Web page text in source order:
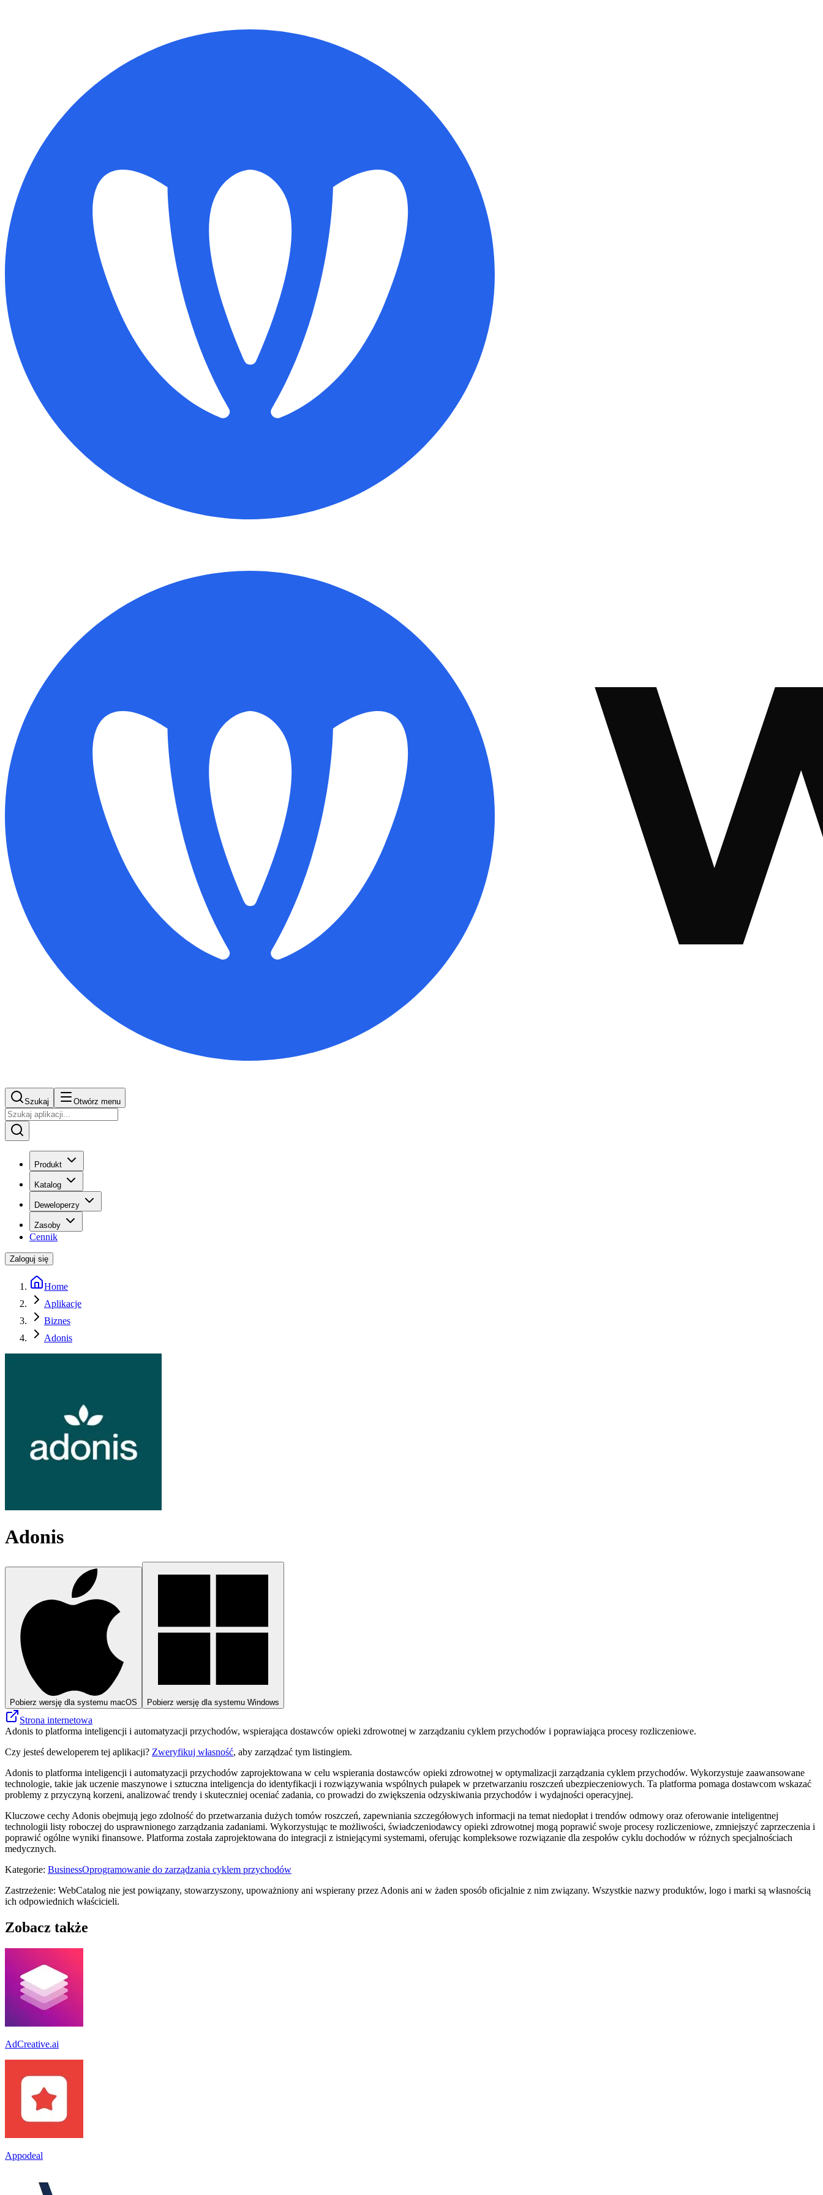
Szukaj Otwórz menu
Produkt
Katalog
Deweloperzy
Zasoby
Cennik
Zaloguj się
Home
Aplikacje
Biznes
Adonis
Adonis
Pobierz wersję dla systemu macOS Pobierz wersję dla systemu Windows
Strona internetowa
Adonis to platforma inteligencji i automatyzacji przychodów, wspierająca dostawców opieki zdrowotnej w zarządzaniu cyklem przychodów i poprawiająca procesy rozliczeniowe.
Czy jesteś deweloperem tej aplikacji? Zweryfikuj własność, aby zarządzać tym listingiem.
Adonis to platforma inteligencji i automatyzacji przychodów zaprojektowana w celu wspierania dostawców opieki zdrowotnej w optymalizacji zarządzania cyklem przychodów. Wykorzystuje zaawansowane
technologie, takie jak uczenie maszynowe i sztuczna inteligencja do identyfikacji i rozwiązywania wspólnych pułapek w przetwarzaniu roszczeń ubezpieczeniowych. Ta platforma pomaga dostawcom wskazać
problemy z przyczyną korzeni, analizować trendy i skuteczniej oceniać zadania, co prowadzi do zwiększenia odzyskiwania przychodów i wydajności operacyjnej.
Kluczowe cechy Adonis obejmują jego zdolność do przetwarzania dużych tomów roszczeń, zapewniania szczegółowych informacji na temat niedopłat i trendów odmowy oraz oferowanie inteligentnej
technologii listy roboczej do usprawnionego zarządzania zadaniami. Wykorzystując te możliwości, świadczeniodawcy opieki zdrowotnej mogą poprawić swoje procesy rozliczeniowe, zmniejszyć zaprzeczenia i
poprawić ogólne wyniki finansowe. Platforma została zaprojektowana do integracji z istniejącymi systemami, oferując kompleksowe rozwiązanie dla zespołów cyklu dochodów w różnych specjalnościach
medycznych.
Kategorie: BusinessOprogramowanie do zarządzania cyklem przychodów
Zastrzeżenie: WebCatalog nie jest powiązany, stowarzyszony, upoważniony ani wspierany przez Adonis ani w żaden sposób oficjalnie z nim związany. Wszystkie nazwy produktów, logo i marki są własnością
ich odpowiednich właścicieli.
Zobacz także
AdCreative.ai
Appodeal